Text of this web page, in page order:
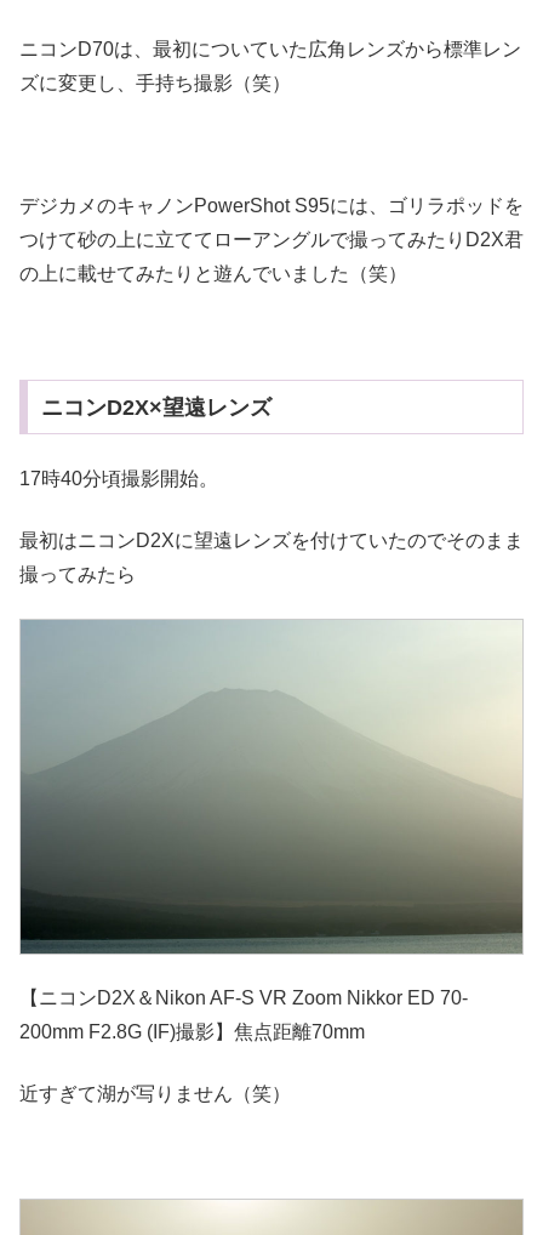
ニコンD70は、最初についていた広角レンズから標準レン
ズに変更し、手持ち撮影（笑）
デジカメのキャノンPowerShot S95には、ゴリラポッドを
つけて砂の上に立ててローアングルで撮ってみたりD2X君
の上に載せてみたりと遊んでいました（笑）
ニコンD2X×望遠レンズ
17時40分頃撮影開始。
最初はニコンD2Xに望遠レンズを付けていたのでそのまま
撮ってみたら
【ニコンD2X＆Nikon AF-S VR Zoom Nikkor ED 70-
200mm F2.8G (IF)撮影】焦点距離70mm
近すぎて湖が写りません（笑）